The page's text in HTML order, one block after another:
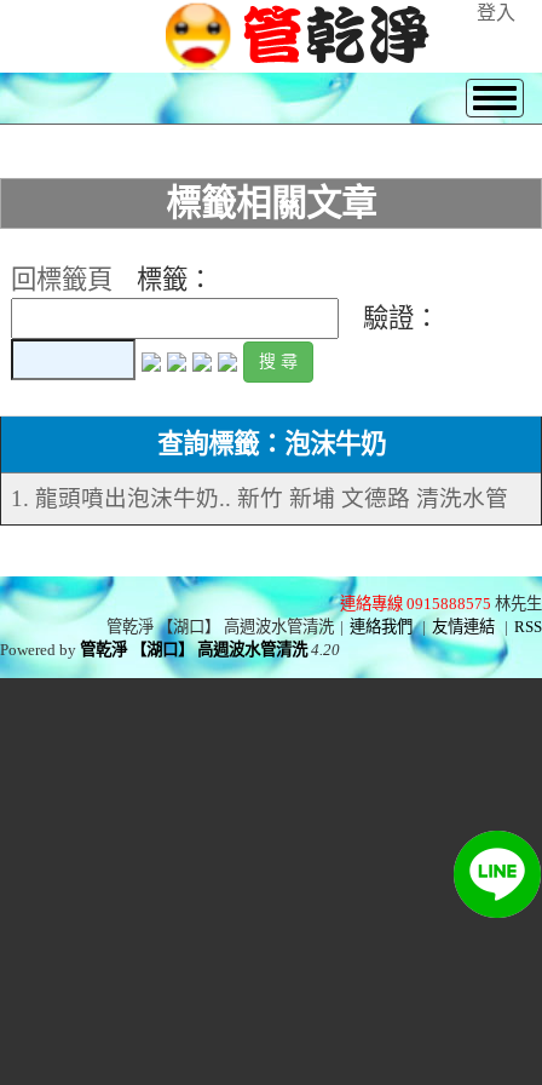
登入
標籤相關文章
回標籤頁
標籤：
驗證：
查詢標籤：泡沫牛奶
1. 龍頭噴出泡沫牛奶.. 新竹 新埔 文德路 清洗水管
連絡專線 0915888575 林先生
管乾淨 【湖口】 高週波水管清洗 | 連絡我們 | 友情連結 | RSS
Powered by管乾淨 【湖口】 高週波水管清洗 4.20